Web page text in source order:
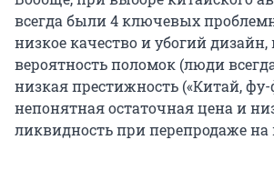
всегда были 4 ключевых
низкое качество и убогий
вероятность поломок (люди
низкая престижность («Китай, фу-
непонятная остаточная цена и
ликвидность при перепродаже на